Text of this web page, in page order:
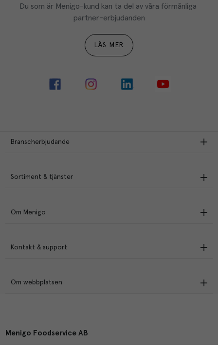
Du som är Menigo-kund kan ta del av våra förmånliga
partner-erbjudanden
LÄS MER
Branscherbjudande
Sortiment & tjänster
Om Menigo
Kontakt & support
Om webbplatsen
Menigo Foodservice AB